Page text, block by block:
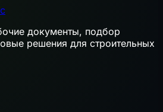
документы, подбор
решения для строительных